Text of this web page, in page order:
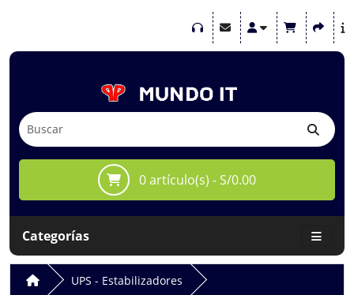
0 artículo(s) - S/0.00
Categorías
UPS - Estabilizadores